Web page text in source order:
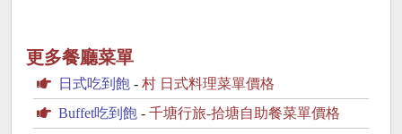
更多餐廳菜單
日式吃到飽 - 村 日式料理菜單價格
Buffet吃到飽 - 千塘行旅-拾塘自助餐菜單價格